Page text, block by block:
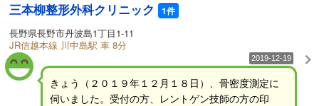
三本柳整形外科クリニック 1件
長野県長野市丹波島1丁目1-11
JR信越本線 川中島駅 車 8分
2019-12-19
きょう（２０１９年１２月１８日）、骨密度測定に
伺いました。受付の方、レントゲン技師の方の印